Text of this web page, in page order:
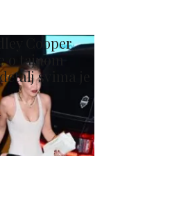
Cooper
o tajnom
svima je